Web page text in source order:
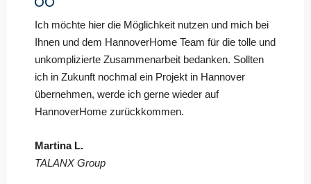
Ich möchte hier die Möglichkeit nutzen und mich bei
Ihnen und dem HannoverHome Team für die tolle und
unkomplizierte Zusammenarbeit bedanken. Sollten
ich in Zukunft nochmal ein Projekt in Hannover
übernehmen, werde ich gerne wieder auf
HannoverHome zurückkommen.
Martina L.
TALANX Group